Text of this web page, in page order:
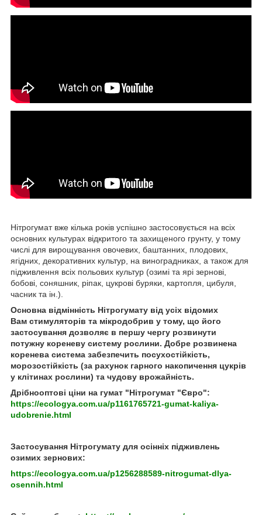
Нітрогумат вже кілька років успішно застосовується на всіх
основних культурах відкритого та захищеного грунту, у тому
числі для вирощування овочевих, баштанних, плодових,
ягідних, декоративних культур, на виноградниках, а також для
підживлення всіх польових культур (озимі та ярі зернові,
бобові, соняшник, ріпак, цукрові буряки, картопля, цибуля,
часник та ін.).
Основна відмінність Нітрогумату від усіх відомих
Вам стимуляторів та мікродобрив у тому, що його
застосування дозволяє в першу чергу розвинути
потужну кореневу систему рослини. Добре розвинена
коренева система забезпечить посухостійкість,
морозостійкість (за рахунок гарного накопичення цукрів
у клітинах рослини) та чудову врожайність.
Дрібнооптові ціни на гумат "Нітрогумат "Євро":
https://ecologya.com.ua/p1161765721-gumat-kaliya-
udobrenie.html
Застосування Нітрогумату для осінніх підживлень
озимих зернових:
https://ecologya.com.ua/p1256288589-nitrogumat-dlya-
osennih.html